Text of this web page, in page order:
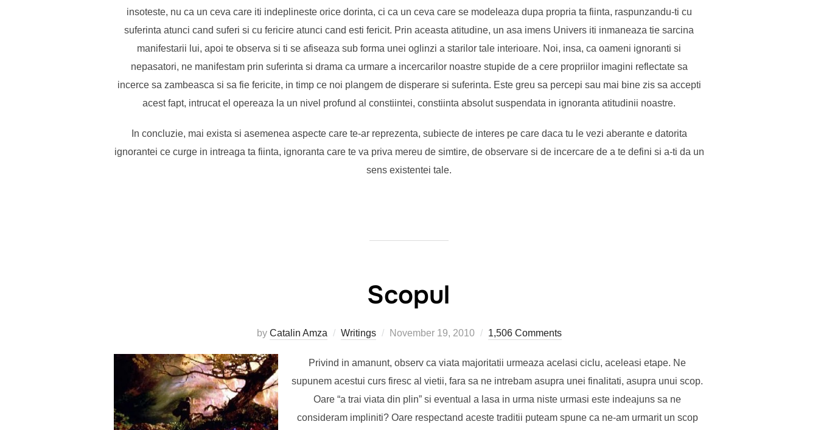
insoteste, nu ca un ceva care iti indeplineste orice dorinta, ci ca un ceva care se modeleaza dupa propria ta fiinta, raspunzandu-ti cu
suferinta atunci cand suferi si cu fericire atunci cand esti fericit. Prin aceasta atitudine, un asa imens Univers iti inmaneaza tie sarcina
manifestarii lui, apoi te observa si ti se afiseaza sub forma unei oglinzi a starilor tale interioare. Noi, insa, ca oameni ignoranti si
nepasatori, ne manifestam prin suferinta si drama ca urmare a incercarilor noastre stupide de a cere propriilor imagini reflectate sa
incerce sa zambeasca si sa fie fericite, in timp ce noi plangem de disperare si suferinta. Este greu sa percepi sau mai bine zis sa accepti
acest fapt, intrucat el opereaza la un nivel profund al constiintei, constiinta absolut suspendata in ignoranta atitudinii noastre.
In concluzie, mai exista si asemenea aspecte care te-ar reprezenta, subiecte de interes pe care daca tu le vezi aberante e datorita
ignorantei ce curge in intreaga ta fiinta, ignoranta care te va priva mereu de simtire, de observare si de incercare de a te defini si a-ti da un
sens existentei tale.
Scopul
by Catalin Amza Writings
Posted
November 19, 2010 1,506 Comments
Privind in amanunt, observ ca viata majoritatii urmeaza acelasi ciclu, aceleasi etape. Ne
supunem acestui curs firesc al vietii, fara sa ne intrebam asupra unei finalitati, asupra unui scop.
Oare “a trai viata din plin” si eventual a lasa in urma niste urmasi este indeajuns sa ne
consideram impliniti? Oare respectand aceste traditii puteam spune ca ne-am urmarit un scop